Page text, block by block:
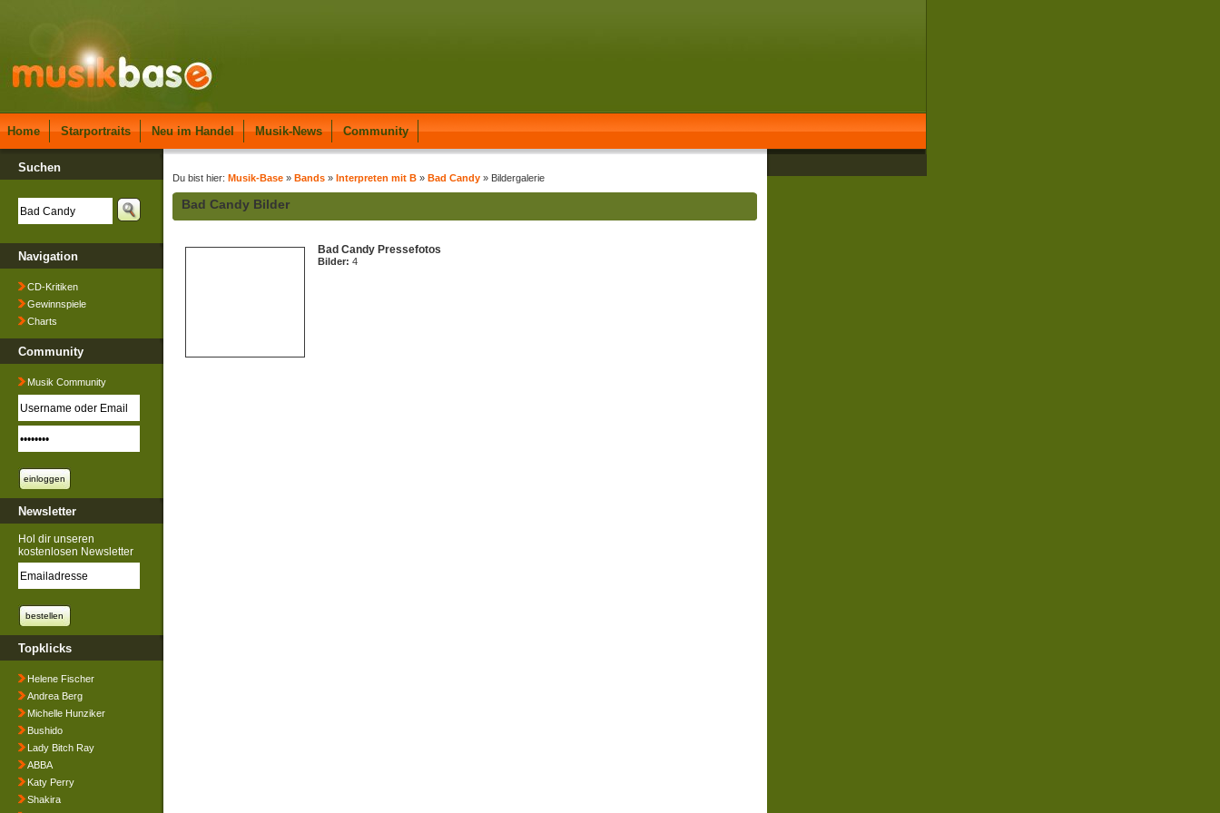
Home Starportraits Neu im Handel Musik-News Community
Suchen
Navigation
CD-Kritiken
Gewinnspiele
Charts
Community
Musik Community
Newsletter
Hol dir unseren
kostenlosen Newsletter
Topklicks
Helene Fischer
Andrea Berg
Michelle Hunziker
Bushido
Lady Bitch Ray
ABBA
Katy Perry
Shakira
Du bist hier: Musik-Base » Bands » Interpreten mit B » Bad Candy » Bildergalerie
Bad Candy Bilder
Bad Candy Pressefotos
Bilder: 4